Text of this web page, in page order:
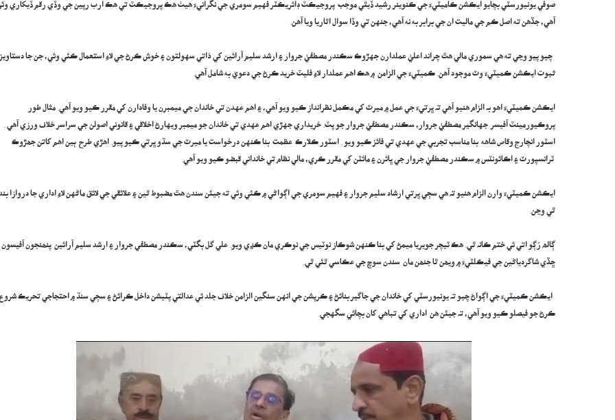
صوفي يونيورسٽي بچايو ايڪشن ڪاميٽيءَ جي ڪنوينر رشيد ڏيٿي موجب پروجيڪٽ ڊائريڪٽر فهيم سومري جي نگرانيءَ هيٺ هڪ پروجيڪٽ تي هڪ ارب رپين جي وڏي رقم ڏيکاري
آهي، جڏهن ته اصل ڪم جي ماليت ان جي برابر به نه آهي، جنهن تي وڏا سوال اٿاريا ويا آهن.
چيو پيو وڃي ته هي سموري مالي هٿ چراند اعليٰ عملدارن جهڙوڪ سڪندر مصطفيٰ جروار ۽ ارشد سليم آرائين کي ذاتي سهولتون ۽ خوش ڪرڻ جي لاءِ استعمال ڪئي وئي، جن جا
ثبوت ايڪشن ڪميٽيءَ وٽ موجود آھن. ڪميٽيءَ جي الزامن ۾ هڪ اهم عملدار لاءِ فليٽ خريد ڪرڻ جي دعويٰ به شامل آهي.
ايڪشن ڪميٽيءَ اھو بہ الزام ھنيو آھي تہ ڀرتيءَ جي عمل ۾ ميرٽ کي مڪمل نظرانداز ڪيو ويو آهي، ۽ اهم عهدن تي خاندان جي ميمبرن يا وفادارن کي مقرر ڪيو ويو آهي. مثال طور
پروڪيورمينٽ آفيسر جهانگير مصطفيٰ جروار، سڪندر مصطفيٰ جروار جو پٽ. خريداري جهڙي اهم عهدي تي خاندان جو ميمبر ويهارڻ اخلاقي ۽ قانوني اصولن جي سراسر خلاف ورزي آهي .
اسٽور انچارج وقاص شاهه بنا مناسب تجربي جي عهدي تي فائز ڪيو ويو . اسٽور ڪلارڪ عظمت بنا ڪنهن درخواست يا ميرٽ جي سڌو ڀرتي ڪيو پيو. اھڙي طرح ٻين اهم کاتن جھڙوڪ
ٽرانسپورٽ ۽ اڪائونٽس ۾ سڪندر مصطفيٰ جروار جي ڀائرن ۽ مائٽن کي مقرر ڪري، مالي نظام تي خانداني قبضو ڪيو ويو آهي.
ايڪشن ڪميٽيءَ وارن الزام ھنيو تہ هي سڄي ڀرتي ارشاد سليم جروار ۽ فهيم سومري جي اڳواڻي ۾ ڪئي وئي ته جيئن سندن هٿ مضبوط ٿين ۽ علائقي جي لائق ماڻهن لاءِ اداري جا دروازا
ٿي وڃن.
ڳالھ رُڳو اتي ئي ختم ڪانہ ٿي. ھڪ ٽيچر جويريا ميمڻ کي بنا ڪنهن شوڪاز نوٽيس جي نوڪري مان ڪڍي ويو. علي گل بگٽي، سڪندر مصطفي جروار ۽ ارشد سليم آرائين پنھنجون آفيسون
ڇڏي شاگردياڻين جي فيڪلٽيءَ ۾ ويھن ٿا جنھن مان سندن سوچ جي عڪاسي ٿئي ٿي.
ايڪشن ڪميٽيءَ جي اڳواڻ چيو تہ يونيورسٽي کي خاندان جي جاگير بنائڻ ۽ ڪرپشن جي انهن سنگين الزامن خلاف جلد ئي عدالتي پٽيشن داخل ڪرائڻ ۽ سڄي سنڌ ۾ احتجاجي تحريڪ شروع
ڪرڻ جو فيصلو ڪيو ويو آهي، تہ جيئن هن اداري کي تباهي کان بچائي سگهجي.